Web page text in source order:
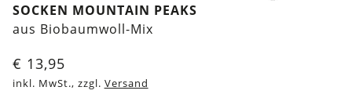
SOCKEN MOUNTAIN PEAKS
aus Biobaumwoll-Mix
€ 13,95
inkl. MwSt., zzgl. Versand